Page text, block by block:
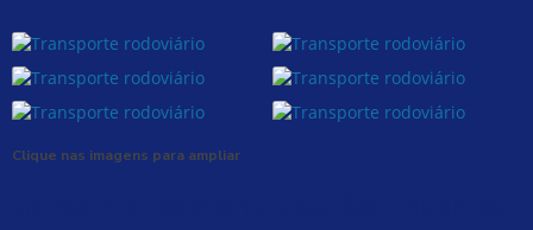
Clique nas imagens para ampliar